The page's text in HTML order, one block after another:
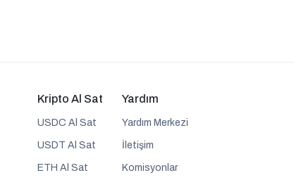
Kripto Al Sat
USDC Al Sat
USDT Al Sat
ETH Al Sat
Yardım
Yardım Merkezi
İletişim
Komisyonlar